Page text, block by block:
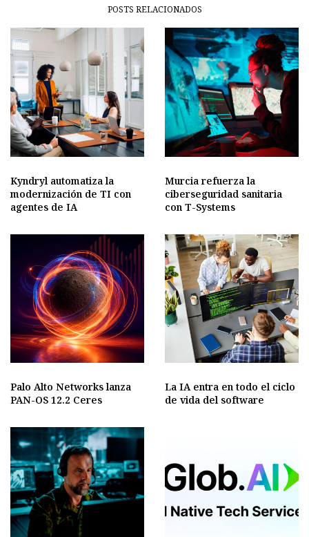
POSTS RELACIONADOS
Kyndryl automatiza la
modernización de TI con
agentes de IA
Murcia refuerza la
ciberseguridad sanitaria
con T-Systems
Palo Alto Networks lanza
PAN-OS 12.2 Ceres
La IA entra en todo el ciclo
de vida del software